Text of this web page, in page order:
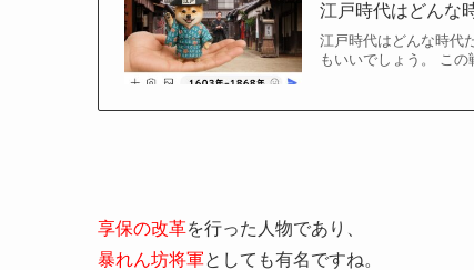
江戸時代はどんな
江戸時代はどんな時代
もいいでしょう。 この
享保の改革を行った人物であり、
暴れん坊将軍としても有名ですね。